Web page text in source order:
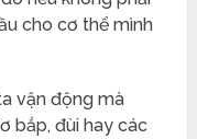
cho cơ thể mình
vận động mà
bắp, đùi hay các